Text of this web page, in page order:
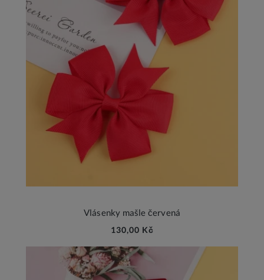
Vlásenky mašle červená
130,00 Kč